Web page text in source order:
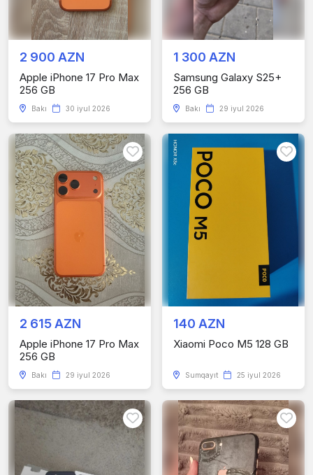
2 900 AZN
Apple iPhone 17 Pro Max
256 GB
Bakı 30 iyul 2026
1 300 AZN
Samsung Galaxy S25+
256 GB
Bakı 29 iyul 2026
2 615 AZN
Apple iPhone 17 Pro Max
256 GB
Bakı 29 iyul 2026
140 AZN
Xiaomi Poco M5 128 GB
Sumqayıt 25 iyul 2026